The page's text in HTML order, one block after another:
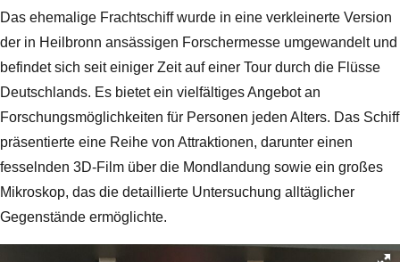
Das ehemalige Frachtschiff wurde in eine verkleinerte Version
der in Heilbronn ansässigen Forschermesse umgewandelt und
befindet sich seit einiger Zeit auf einer Tour durch die Flüsse
Deutschlands. Es bietet ein vielfältiges Angebot an
Forschungsmöglichkeiten für Personen jeden Alters. Das Schiff
präsentierte eine Reihe von Attraktionen, darunter einen
fesselnden 3D-Film über die Mondlandung sowie ein großes
Mikroskop, das die detaillierte Untersuchung alltäglicher
Gegenstände ermöglichte.